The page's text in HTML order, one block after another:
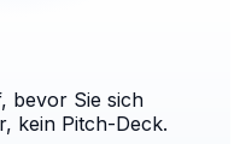
bevor Sie sich
kein Pitch-Deck.